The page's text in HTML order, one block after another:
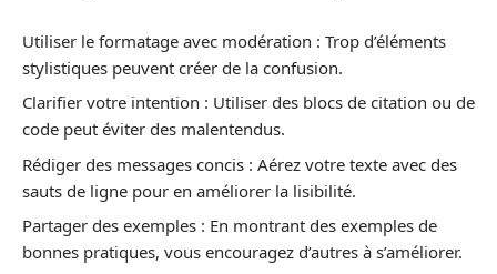
Utiliser le formatage avec modération : Trop d’éléments
stylistiques peuvent créer de la confusion.
Clarifier votre intention : Utiliser des blocs de citation ou de
code peut éviter des malentendus.
Rédiger des messages concis : Aérez votre texte avec des
sauts de ligne pour en améliorer la lisibilité.
Partager des exemples : En montrant des exemples de
bonnes pratiques, vous encouragez d’autres à s’améliorer.